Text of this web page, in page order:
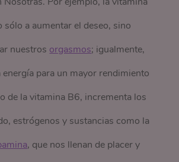
sólo a aumentar el deseo, sino
nuestros orgasmos; igualmente,
para un mayor rendimiento
de la vitamina B6, incrementa los
estrógenos y sustancias como la
, que nos llenan de placer y